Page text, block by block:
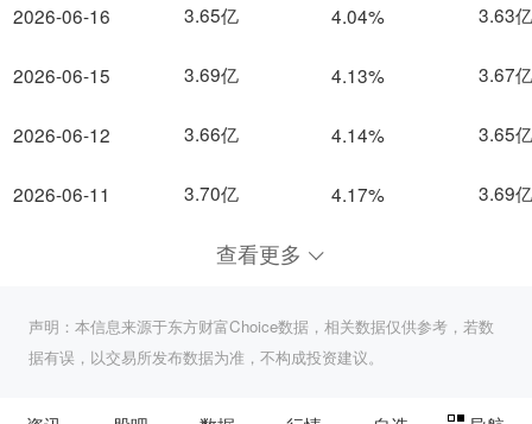
2026-06-16
2026-06-15
2026-06-12
2026-06-11
3.65亿 4.04% 3.63亿
3.69亿 4.13% 3.67亿
3.66亿 4.14% 3.65亿
3.70亿 4.17% 3.69亿
查看更多
声明：本信息来源于东方财富Choice数据，相关数据仅供参考，若数
据有误，以交易所发布数据为准，不构成投资建议。